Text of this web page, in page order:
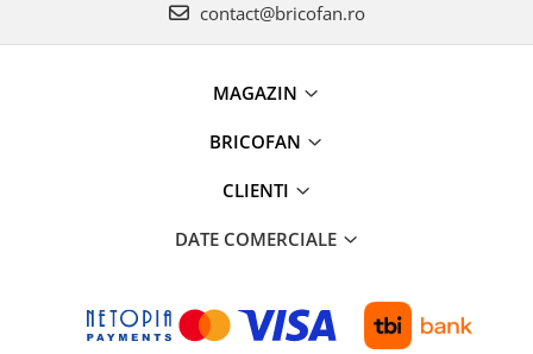
Pirostrii si accesorii pentru gatit
Plite & aragaze
Lanterne
Lumina de crestere pentru plante
contact@bricofan.ro
MAGAZIN
BRICOFAN
CLIENTI
DATE COMERCIALE